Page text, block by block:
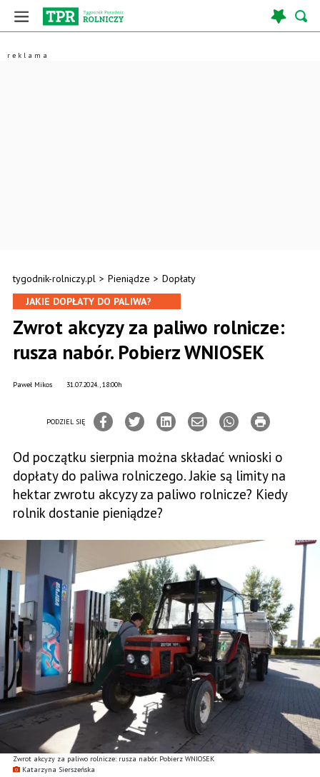
tygodnik-rolniczy.pl > Pieniądze > Dopłaty
Zwrot akcyzy za paliwo rolnicze: rusza nabór. Pobierz WNIOSEK
Katarzyna Sierszeńska
JAKIE DOPŁATY DO PALIWA?
Zwrot akcyzy za paliwo rolnicze:
rusza nabór. Pobierz WNIOSEK
31.07.2024., 18:00h
Paweł Mikos
PODZIEL SIĘ
Od początku sierpnia można składać wnioski o
dopłaty do paliwa rolniczego. Jakie są limity na
hektar zwrotu akcyzy za paliwo rolnicze? Kiedy
rolnik dostanie pieniądze?